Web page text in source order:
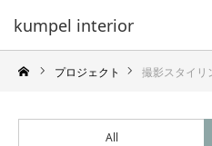
kumpel interior
プロジェクト 撮影スタイ
All